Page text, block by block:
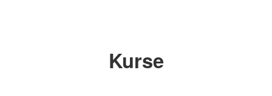
Kurse